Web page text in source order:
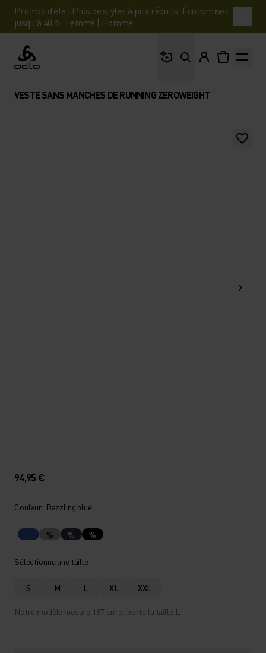
Promos d'été | Plus de styles à prix réduits. Économisez
jusqu'à 40 %. Femme | Homme
Odlo
VESTE SANS MANCHES DE RUNNING ZEROWEIGHT
94,95 €
Couleur: Dazzling blue
% % %
Sélectionne une taille
S M L XL XXL
Notre modèle mesure 187 cm et porte la taille L.